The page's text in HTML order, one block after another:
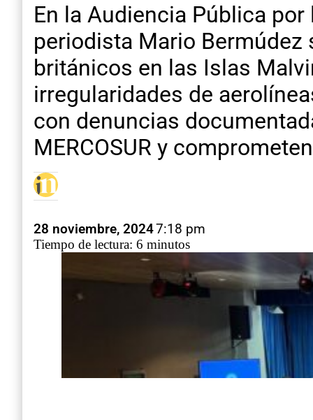
En la Audiencia Pública
periodista Mario
británicos en las Islas
irregularidades de
con denuncias
MERCOSUR y
28 noviembre, 20247:18 pm
Tiempo de lectura: 6 minutos